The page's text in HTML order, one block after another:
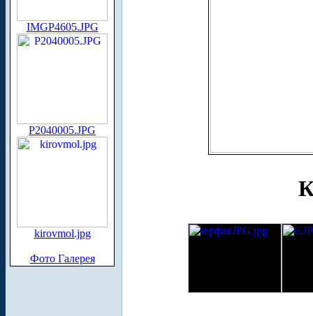
IMGP4605.JPG
P2040005.JPG
kirovmol.jpg
Фото Галерея